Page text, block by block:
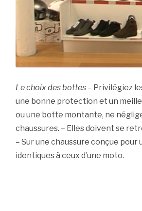
Le choix des bottes– Privilégiez
une bonne protection et un
ou une botte montante, ne
chaussures. – Elles doivent se
– Sur une chaussure conçue
identiques à ceux d’une moto.